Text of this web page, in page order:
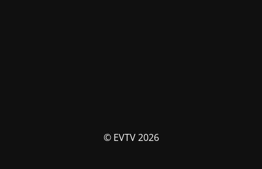
© EVTV 2026